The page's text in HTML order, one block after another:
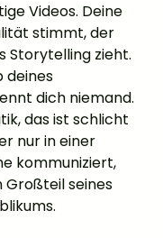
Videos. Deine
stimmt, der
Storytelling zieht.
deines
dich niemand.
das ist schlicht
nur in einer
kommuniziert,
seines